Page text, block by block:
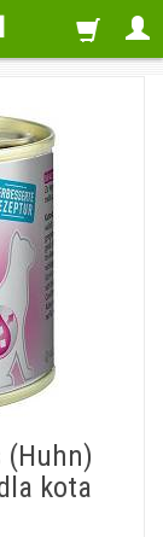
(Huhn)
kota